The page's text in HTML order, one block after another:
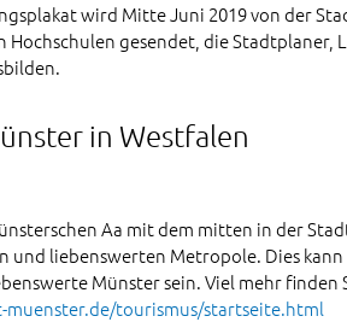
wird Mitte Juni 2019 von der
Hochschulen gesendet, die Stadtplaner,
in Westfalen
Aa mit dem mitten in der
und liebenswerten Metropole. Dies
Münster sein. Viel mehr
tourismus/startseite.html